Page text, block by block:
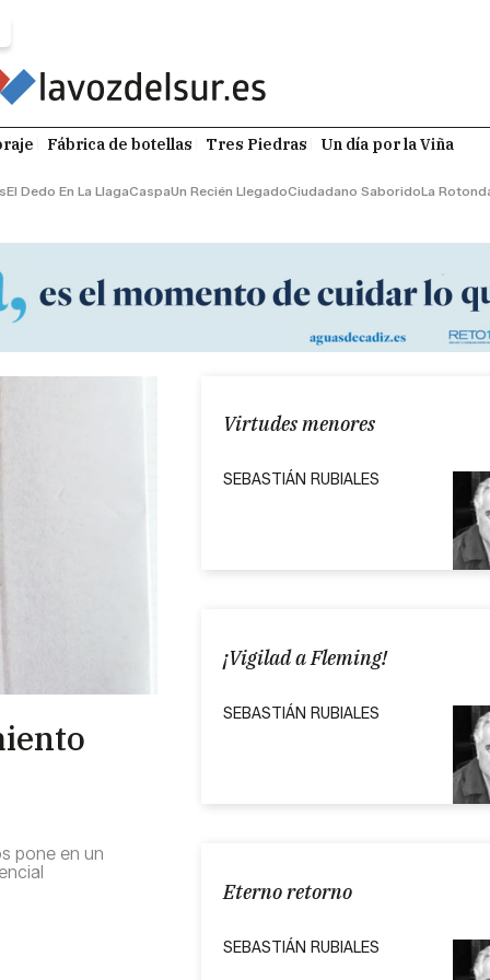
Fábrica de botellas Tres Piedras Un día por la Viña
El Dedo En La LlagaCaspaUn Recién LlegadoCiudadano SaboridoLa
pone en un
Virtudes menores
SEBASTIÁN RUBIALES
¡Vigilad a Fleming!
SEBASTIÁN RUBIALES
Eterno retorno
SEBASTIÁN RUBIALES